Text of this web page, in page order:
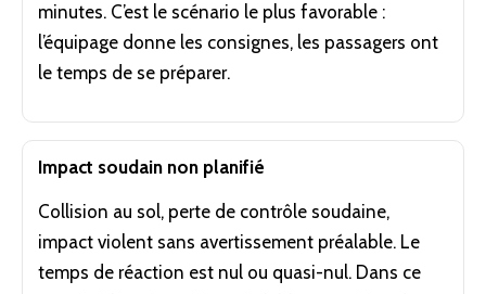
minutes. C’est le scénario le plus favorable :
l’équipage donne les consignes, les passagers ont
le temps de se préparer.
Impact soudain non planifié
Collision au sol, perte de contrôle soudaine,
impact violent sans avertissement préalable. Le
temps de réaction est nul ou quasi-nul. Dans ce